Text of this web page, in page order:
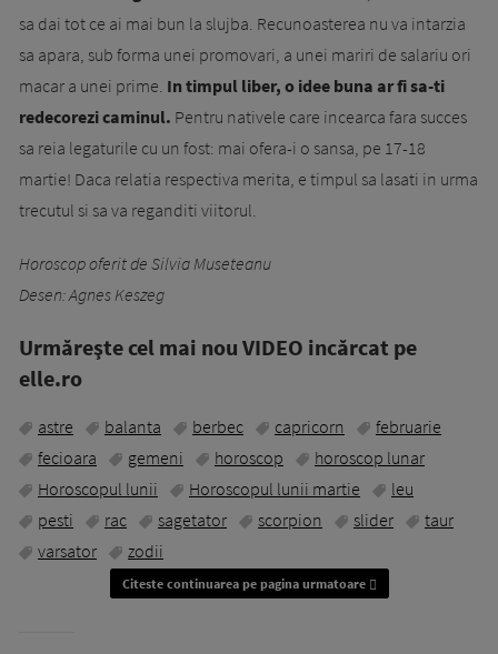
sa dai tot ce ai mai bun la slujba. Recunoasterea nu va intarzia
sa apara, sub forma unei promovari, a unei mariri de salariu ori
macar a unei prime. In timpul liber, o idee buna ar fi sa-ti
redecorezi caminul. Pentru nativele care incearca fara succes
sa reia legaturile cu un fost: mai ofera-i o sansa, pe 17-18
martie! Daca relatia respectiva merita, e timpul sa lasati in urma
trecutul si sa va reganditi viitorul.
Horoscop oferit de Silvia Museteanu
Desen: Agnes Keszeg
Urmăreşte cel mai nou VIDEO incărcat pe
elle.ro
astre balanta berbec capricorn
februarie
fecioara
gemeni horoscop
horoscop lunar
Horoscopul lunii
Horoscopul lunii martie
leu
pesti
rac sagetator scorpion slider
taur
varsator
zodii
Citeste continuarea pe pagina urmatoare